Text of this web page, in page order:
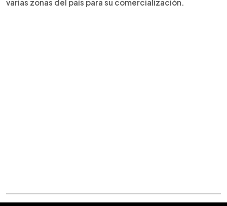
varias zonas del país para su comercialización.